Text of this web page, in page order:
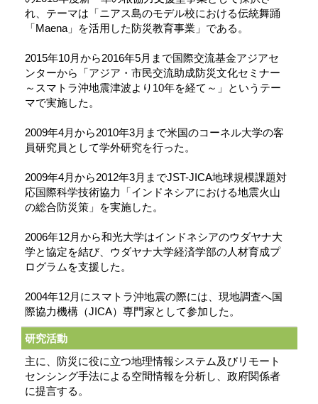
れ、テーマは「ニアス島のモデル校における伝統舞踊
「Maena」を活用した防災教育事業」である。
2015年10月から2016年5月まで国際交流基金アジアセ
ンターから「アジア・市民交流助成防災文化セミナー
～スマトラ沖地震津波より10年を経て～」というテー
マで実施した。
2009年4月から2010年3月まで米国のコーネル大学の客
員研究員として学外研究を行った。
2009年4月から2012年3月までJST-JICA地球規模課題対
応国際科学技術協力「インドネシアにおける地震火山
の総合防災策」を実施した。
2006年12月から和光大学はインドネシアのウダヤナ大
学と協定を結び、ウダヤナ大学経済学部の人材育成プ
ログラムを支援した。
2004年12月にスマトラ沖地震の際には、現地調査へ国
際協力機構（JICA）専門家として参加した。
研究活動
主に、防災に役に立つ地理情報システム及びリモート
センシング手法による空間情報を分析し、政府関係者
に提言する。